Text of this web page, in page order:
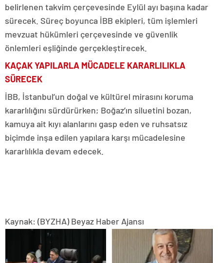
belirlenen takvim çerçevesinde Eylül ayı başına kadar
sürecek. Süreç boyunca İBB ekipleri, tüm işlemleri
mevzuat hükümleri çerçevesinde ve güvenlik
önlemleri eşliğinde gerçekleştirecek.
KAÇAK YAPILARLA MÜCADELE KARARLILIKLA
SÜRECEK
İBB, İstanbul’un doğal ve kültürel mirasını koruma
kararlılığını sürdürürken; Boğaz’ın siluetini bozan,
kamuya ait kıyı alanlarını gasp eden ve ruhsatsız
biçimde inşa edilen yapılara karşı mücadelesine
kararlılıkla devam edecek.
Kaynak: (BYZHA) Beyaz Haber Ajansı